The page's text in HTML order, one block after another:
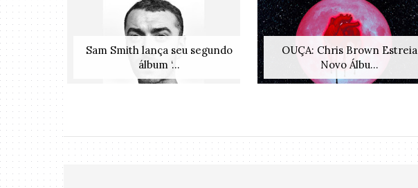
Sam Smith lança seu segundo
álbum ‘...
OUÇA: Chris Brown Estreia
Novo Álbu...